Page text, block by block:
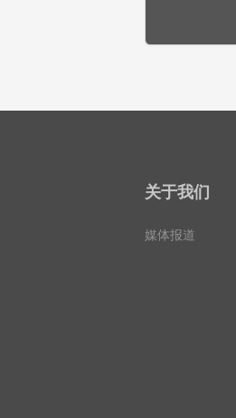
关于我们
媒体报道